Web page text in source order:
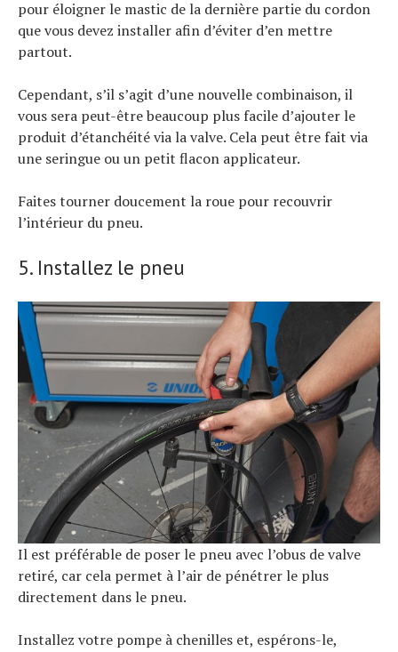
pour éloigner le mastic de la dernière partie du cordon
que vous devez installer afin d’éviter d’en mettre
partout.
Cependant, s’il s’agit d’une nouvelle combinaison, il
vous sera peut-être beaucoup plus facile d’ajouter le
produit d’étanchéité via la valve. Cela peut être fait via
une seringue ou un petit flacon applicateur.
Faites tourner doucement la roue pour recouvrir
l’intérieur du pneu.
5. Installez le pneu
Il est préférable de poser le pneu avec l’obus de valve
retiré, car cela permet à l’air de pénétrer le plus
directement dans le pneu.
Installez votre pompe à chenilles et, espérons-le,